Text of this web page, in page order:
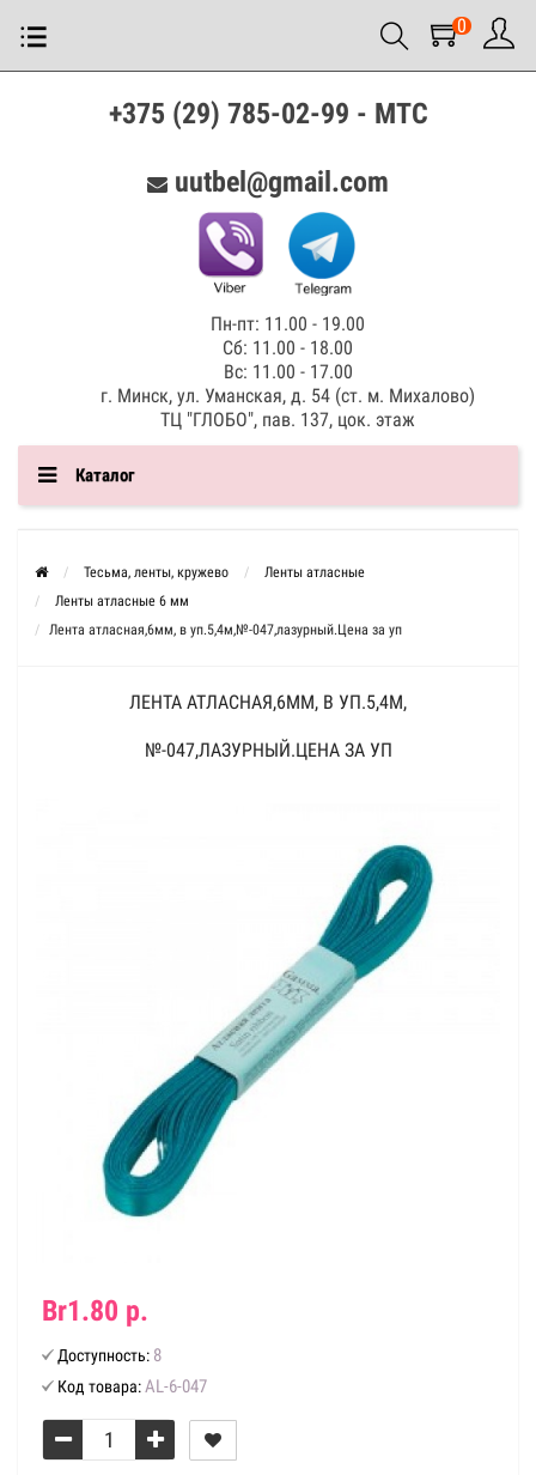
0
+375 (29) 785-02-99 - МТС
uutbel@gmail.com
Пн-пт: 11.00 - 19.00
Сб: 11.00 - 18.00
Вс: 11.00 - 17.00
г. Минск, ул. Уманская, д. 54 (ст. м. Михалово)
ТЦ "ГЛОБО", пав. 137, цок. этаж
Каталог
Тесьма, ленты, кружево
Ленты атласные
Ленты атласные 6 мм
Лента атласная,6мм, в уп.5,4м,№-047,лазурный.Цена за уп
ЛЕНТА АТЛАСНАЯ,6ММ, В УП.5,4М,
№-047,ЛАЗУРНЫЙ.ЦЕНА ЗА УП
Br1.80 р.
Доступность: 8
Код товара:AL-6-047